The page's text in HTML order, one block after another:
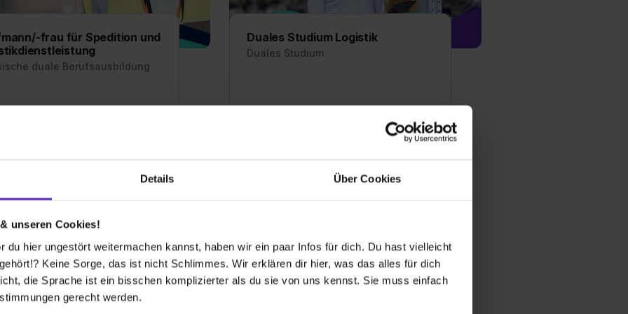
Details Über Cookies
unseren Cookies!
du hier ungestört weitermachen kannst, haben wir ein paar Infos für dich. Du hast vielleicht
Keine Sorge, das ist nicht Schlimmes. Wir erklären dir hier, was das alles für dich
die Sprache ist ein bisschen komplizierter als du sie von uns kennst. Sie muss einfach
gerecht werden.
frau für Spedition und
duale Berufsausbildung
für den Beruf als
Infos zum Ausbildungsberuf
13 freie Ausbildungsstellen
Duales Studium Logistik
Duales Studium
Duales Studium Logistik - Finde hier
12 freie Ausbildungsstellen